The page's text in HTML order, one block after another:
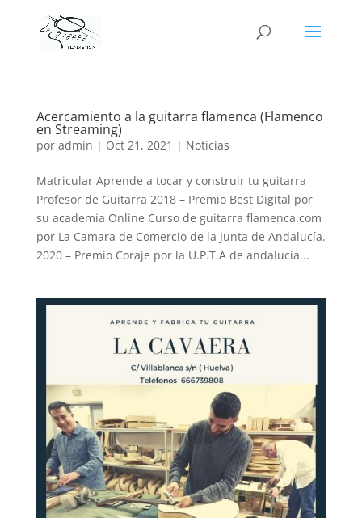
Acercamiento a la guitarra flamenca (Flamenco
en Streaming)
por admin | Oct 21, 2021 | Noticias
Matricular Aprende a tocar y construir tu guitarra
Profesor de Guitarra 2018 – Premio Best Digital por
su academia Online Curso de guitarra flamenca.com
por La Camara de Comercio de la Junta de Andalucía.
2020 – Premio Coraje por la U.P.T.A de andalucia...